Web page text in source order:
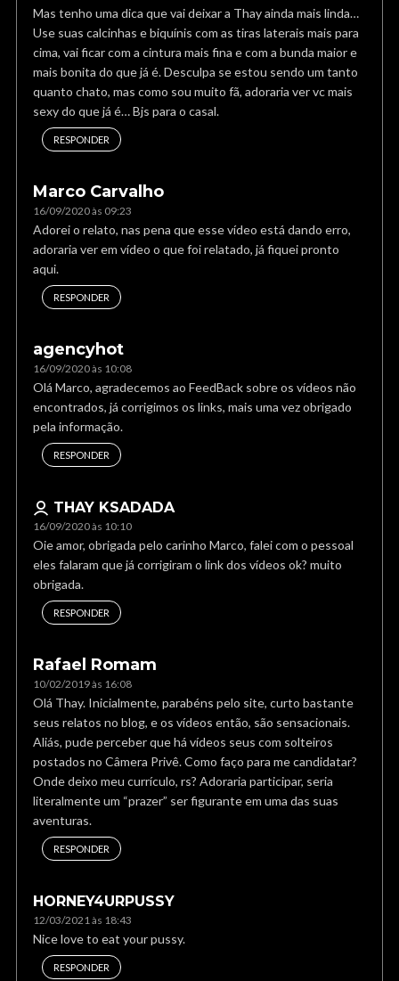
Mas tenho uma dica que vai deixar a Thay ainda mais linda…
Use suas calcinhas e biquínis com as tiras laterais mais para
cima, vai ficar com a cintura mais fina e com a bunda maior e
mais bonita do que já é. Desculpa se estou sendo um tanto
quanto chato, mas como sou muito fã, adoraria ver vc mais
sexy do que já é… Bjs para o casal.
RESPONDER
Marco Carvalho
16/09/2020 às 09:23
Adorei o relato, nas pena que esse vídeo está dando erro,
adoraria ver em vídeo o que foi relatado, já fiquei pronto
aqui.
RESPONDER
agencyhot
16/09/2020 às 10:08
Olá Marco, agradecemos ao FeedBack sobre os vídeos não
encontrados, já corrigimos os links, mais uma vez obrigado
pela informação.
RESPONDER
THAY KSADADA
16/09/2020 às 10:10
Oie amor, obrigada pelo carinho Marco, falei com o pessoal
eles falaram que já corrigiram o link dos vídeos ok? muito
obrigada.
RESPONDER
Rafael Romam
10/02/2019 às 16:08
Olá Thay. Inicialmente, parabéns pelo site, curto bastante
seus relatos no blog, e os vídeos então, são sensacionais.
Aliás, pude perceber que há vídeos seus com solteiros
postados no Câmera Privê. Como faço para me candidatar?
Onde deixo meu currículo, rs? Adoraria participar, seria
literalmente um “prazer” ser figurante em uma das suas
aventuras.
RESPONDER
HORNEY4URPUSSY
12/03/2021 às 18:43
Nice love to eat your pussy.
RESPONDER